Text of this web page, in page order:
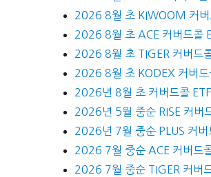
2026 8월 초 KIWOOM 커버
2026 8월 초 ACE 커버드콜
2026 8월 초 TIGER 커버드
2026 8월 초 KODEX 커버드
2026년 8월 초 커버드콜
2026년 5월 중순 RISE 커버
2026년 7월 중순 PLUS 커버
2026 7월 중순 ACE 커버드
2026 7월 중순 TIGER 커버